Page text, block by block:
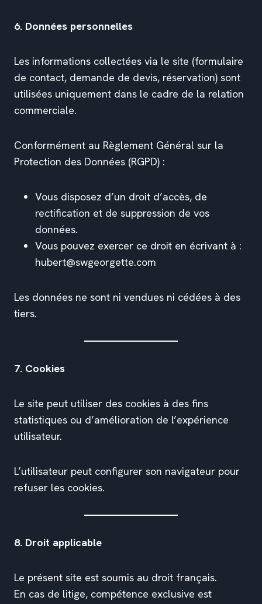
6. Données personnelles
Les informations collectées via le site (formulaire
de contact, demande de devis, réservation) sont
utilisées uniquement dans le cadre de la relation
commerciale.
Conformément au Règlement Général sur la
Protection des Données (RGPD) :
Vous disposez d’un droit d’accès, de
rectification et de suppression de vos
données.
Vous pouvez exercer ce droit en écrivant à :
hubert@swgeorgette.com
Les données ne sont ni vendues ni cédées à des
tiers.
7. Cookies
Le site peut utiliser des cookies à des fins
statistiques ou d’amélioration de l’expérience
utilisateur.
L’utilisateur peut configurer son navigateur pour
refuser les cookies.
8. Droit applicable
Le présent site est soumis au droit français.
En cas de litige, compétence exclusive est